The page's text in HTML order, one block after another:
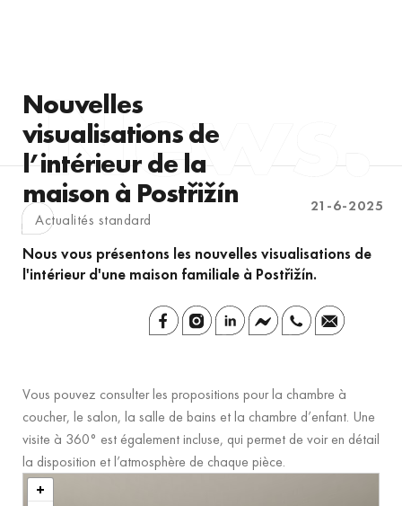
21-6-2025
Nouvelles
visualisations de
l’intérieur de la
maison à Postřižín
Actualités standard
Nous vous présentons les nouvelles visualisations de
l'intérieur d'une maison familiale à Postřižín.
Vous pouvez consulter les propositions pour la chambre à
coucher, le salon, la salle de bains et la chambre d’enfant. Une
visite à 360° est également incluse, qui permet de voir en détail
la disposition et l’atmosphère de chaque pièce.